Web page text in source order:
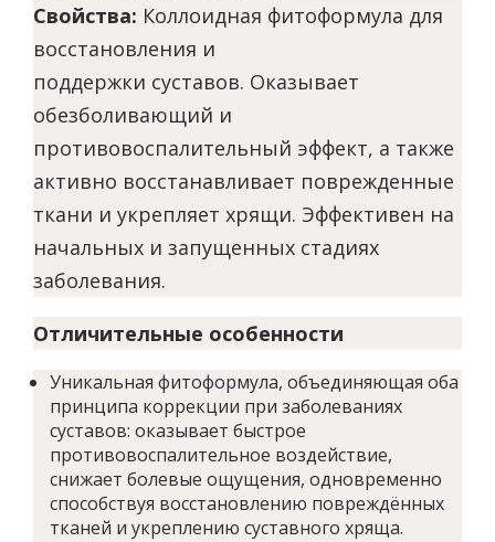
Свойства: Коллоидная фитоформула для
восстановления и
поддержки суставов. Оказывает
обезболивающий и
противовоспалительный эффект, а также
активно восстанавливает поврежденные
ткани и укрепляет хрящи. Эффективен на
начальных и запущенных стадиях
заболевания.
Отличительные особенности
Уникальная фитоформула, объединяющая оба
принципа коррекции при заболеваниях
суставов: оказывает быстрое
противовоспалительное воздействие,
снижает болевые ощущения, одновременно
способствуя восстановлению повреждённых
тканей и укреплению суставного хряща.